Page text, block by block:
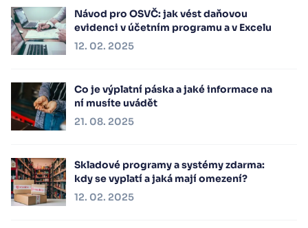
Návod pro OSVČ: jak vést daňovou
evidenci v účetním programu a v Excelu
12. 02. 2025
Co je výplatní páska a jaké informace na
ní musíte uvádět
21. 08. 2025
Skladové programy a systémy zdarma:
kdy se vyplatí a jaká mají omezení?
12. 02. 2025